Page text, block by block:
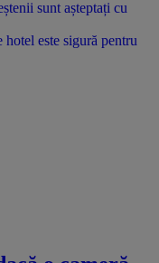
este sigură pentru